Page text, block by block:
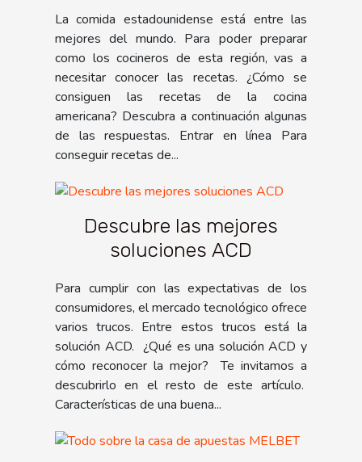
La comida estadounidense está entre las
mejores del mundo. Para poder preparar
como los cocineros de esta región, vas a
necesitar conocer las recetas. ¿Cómo se
consiguen las recetas de la cocina
americana? Descubra a continuación algunas
de las respuestas. Entrar en línea Para
conseguir recetas de...
Descubre las mejores
soluciones ACD
Para cumplir con las expectativas de los
consumidores, el mercado tecnológico ofrece
varios trucos. Entre estos trucos está la
solución ACD. ¿Qué es una solución ACD y
cómo reconocer la mejor? Te invitamos a
descubrirlo en el resto de este artículo.
Características de una buena...